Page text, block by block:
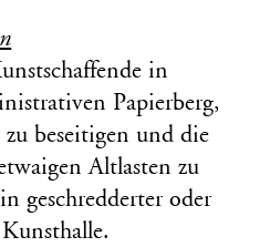
in
Papierberg,
beseitigen und die
Altlasten zu
geschredderter oder